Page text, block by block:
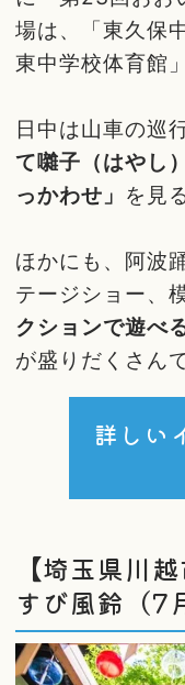
場は、「東久保
東中学校体育館
日中は山車の巡
て囃子（はやし
っかわせ」 を見
ほかにも、阿波
テージショー、
クションで遊べ
が盛りだくさん
詳しい
【埼玉県川
すび風鈴（7